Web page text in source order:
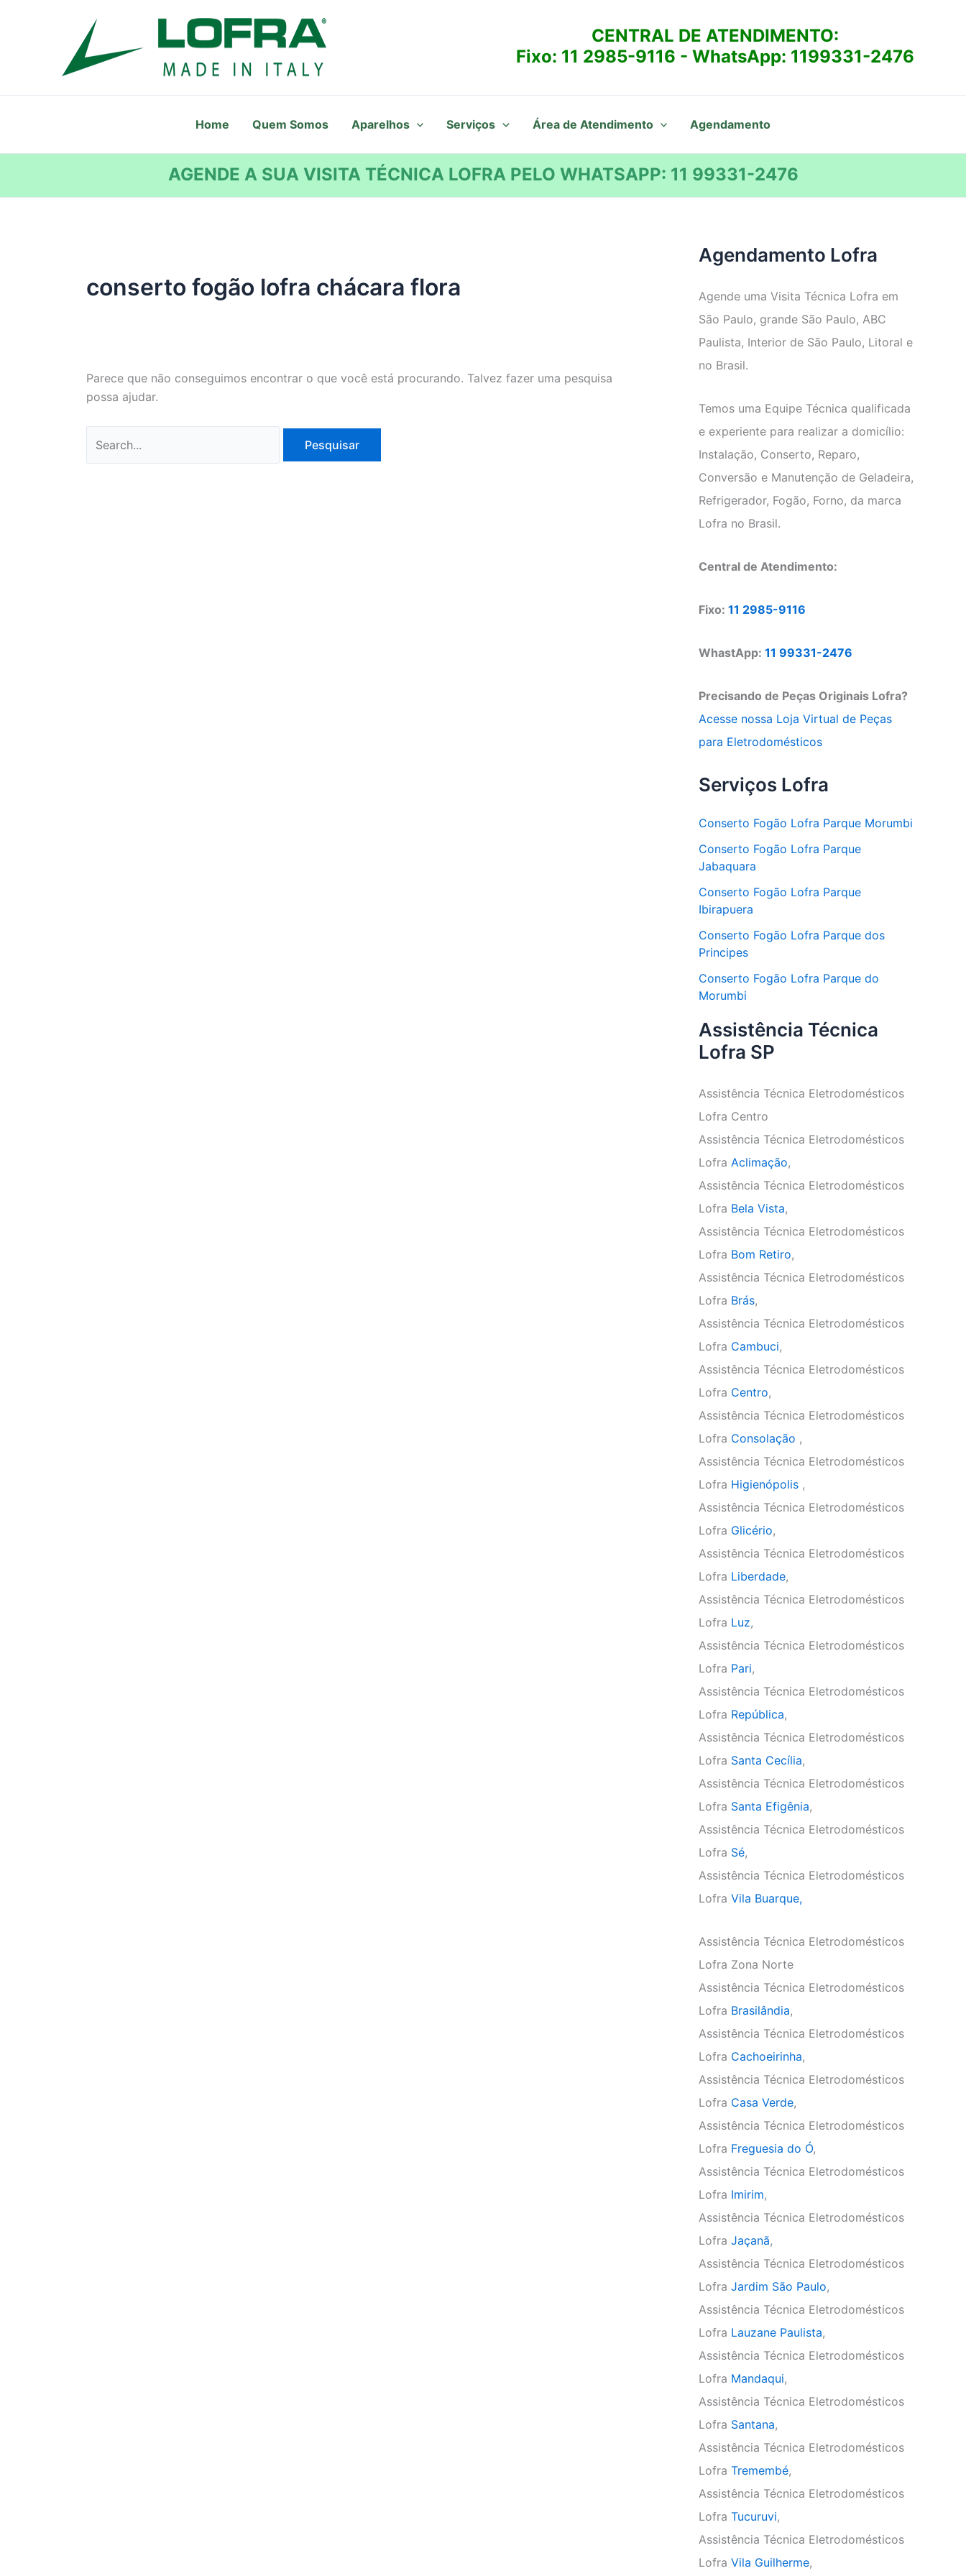
CENTRAL DE ATENDIMENTO:
Fixo: 11 2985-9116 - WhatsApp: 1199331-2476
Home Quem Somos Aparelhos Serviços Área de Atendimento Agendamento
AGENDE A SUA VISITA TÉCNICA LOFRA PELO WHATSAPP: 11 99331-2476
conserto fogão lofra chácara flora
Parece que não conseguimos encontrar o que você está procurando. Talvez fazer uma pesquisa
possa ajudar.
por:
Agendamento Lofra
Agende uma Visita Técnica Lofra em
São Paulo, grande São Paulo, ABC
Paulista, Interior de São Paulo, Litoral e
no Brasil.
Temos uma Equipe Técnica qualificada
e experiente para realizar a domicílio:
Instalação, Conserto, Reparo,
Conversão e Manutenção de Geladeira,
Refrigerador, Fogão, Forno, da marca
Lofra no Brasil.
Central de Atendimento:
Fixo: 11 2985-9116
WhastApp: 11 99331-2476
Precisando de Peças Originais Lofra?
Acesse nossa Loja Virtual de Peças
para Eletrodomésticos
Serviços Lofra
Conserto Fogão Lofra Parque Morumbi
Conserto Fogão Lofra Parque
Jabaquara
Conserto Fogão Lofra Parque
Ibirapuera
Conserto Fogão Lofra Parque dos
Principes
Conserto Fogão Lofra Parque do
Morumbi
Assistência Técnica
Lofra SP
Assistência Técnica Eletrodomésticos
Lofra Centro
Assistência Técnica Eletrodomésticos
Lofra Aclimação,
Assistência Técnica Eletrodomésticos
Lofra Bela Vista,
Assistência Técnica Eletrodomésticos
Lofra Bom Retiro,
Assistência Técnica Eletrodomésticos
Lofra Brás,
Assistência Técnica Eletrodomésticos
Lofra Cambuci,
Assistência Técnica Eletrodomésticos
Lofra Centro,
Assistência Técnica Eletrodomésticos
Lofra Consolação ,
Assistência Técnica Eletrodomésticos
Lofra Higienópolis ,
Assistência Técnica Eletrodomésticos
Lofra Glicério,
Assistência Técnica Eletrodomésticos
Lofra Liberdade,
Assistência Técnica Eletrodomésticos
Lofra Luz,
Assistência Técnica Eletrodomésticos
Lofra Pari,
Assistência Técnica Eletrodomésticos
Lofra República,
Assistência Técnica Eletrodomésticos
Lofra Santa Cecília,
Assistência Técnica Eletrodomésticos
Lofra Santa Efigênia,
Assistência Técnica Eletrodomésticos
Lofra Sé,
Assistência Técnica Eletrodomésticos
Lofra Vila Buarque,
Assistência Técnica Eletrodomésticos
Lofra Zona Norte
Assistência Técnica Eletrodomésticos
Lofra Brasilândia,
Assistência Técnica Eletrodomésticos
Lofra Cachoeirinha,
Assistência Técnica Eletrodomésticos
Lofra Casa Verde,
Assistência Técnica Eletrodomésticos
Lofra Freguesia do Ó,
Assistência Técnica Eletrodomésticos
Lofra Imirim,
Assistência Técnica Eletrodomésticos
Lofra Jaçanã,
Assistência Técnica Eletrodomésticos
Lofra Jardim São Paulo,
Assistência Técnica Eletrodomésticos
Lofra Lauzane Paulista,
Assistência Técnica Eletrodomésticos
Lofra Mandaqui,
Assistência Técnica Eletrodomésticos
Lofra Santana,
Assistência Técnica Eletrodomésticos
Lofra Tremembé,
Assistência Técnica Eletrodomésticos
Lofra Tucuruvi,
Assistência Técnica Eletrodomésticos
Lofra Vila Guilherme,